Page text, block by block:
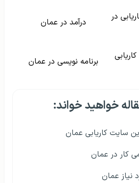
در
درآمد در عمان
برنامه نویسی در عمان
خواهید خواند:
سایت کاریابی عمان
کار در عمان
نیاز عمان